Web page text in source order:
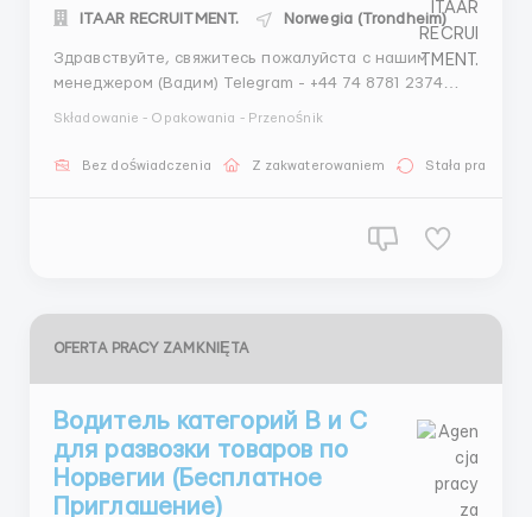
ITAAR RECRUITMENT. Norwegia (Trondheim)
Здравствуйте, свяжитесь пожалуйста с нашим
менеджером (Вадим) Telegram - +44 74 8781 2374
Whatsapp - +447351204365 Требования: Мужчины,
без знания языка и опыта работы✅ Компания
Składowanie - Opakowania - Przenośnik
Bez doświadczenia Z zakwaterowaniem Stała praca
OFERTA PRACY ZAMKNIĘTA
Водитель категорий B и C
для развозки товаров по
Норвегии (Бесплатное
Приглашение)